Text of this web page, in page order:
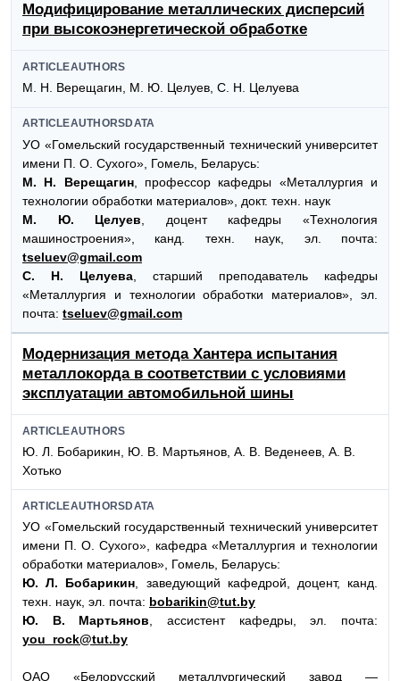
Модифицирование металлических дисперсий
при высокоэнергетической обработке
ARTICLEAUTHORS
М. Н. Верещагин, М. Ю. Целуев, С. Н. Целуева
ARTICLEAUTHORSDATA
УО «Гомельский государственный технический университет
имени П. О. Сухого», Гомель, Беларусь:
М. Н. Верещагин, профессор кафедры «Металлургия и
технологии обработки материалов», докт. техн. наук
М. Ю. Целуев , доцент кафедры «Технология
машиностроения», канд. техн. наук, эл. почта:
tseluev@gmail.com
С. Н. Целуева , старший преподаватель кафедры
«Металлургия и технологии обработки материалов», эл.
почта: tseluev@gmail.com
Модернизация метода Хантера испытания
металлокорда в соответствии с условиями
эксплуатации автомобильной шины
ARTICLEAUTHORS
Ю. Л. Бобарикин, Ю. В. Мартьянов, А. В. Веденеев, А. В.
Хотько
ARTICLEAUTHORSDATA
УО «Гомельский государственный технический университет
имени П. О. Сухого», кафедра «Металлургия и технологии
обработки материалов», Гомель, Беларусь:
Ю. Л. Бобарикин, заведующий кафедрой, доцент, канд.
техн. наук, эл. почта: bobarikin@tut.by
Ю. В. Мартьянов, ассистент кафедры, эл. почта:
you_rock@tut.by
ОАО «Белорусский металлургический завод —